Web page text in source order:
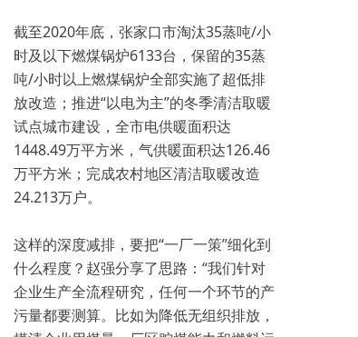
截至2020年底，张家口市淘汰35蒸吨/小
时及以下燃煤锅炉6133台，保留的35蒸
吨/小时以上燃煤锅炉全部实施了超低排
放改造；推进“以电为主”的冬季清洁取暖
试点城市建设，全市电供暖面积达
1448.49万平方米，气供暖面积达126.46
万平方米；完成农村地区清洁取暖改造
24.213万户。
这样的深度减排，要把“一厂一策”细化到
什么程度？赵强分享了思路：“我们针对
企业生产全流程研究，任何一个环节的产
污量都要测算。比如为降低无组织排放，